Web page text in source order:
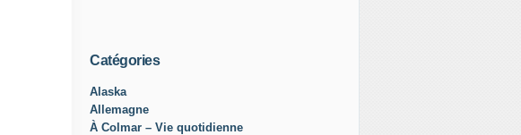
Catégories
Alaska
Allemagne
À Colmar – Vie quotidienne